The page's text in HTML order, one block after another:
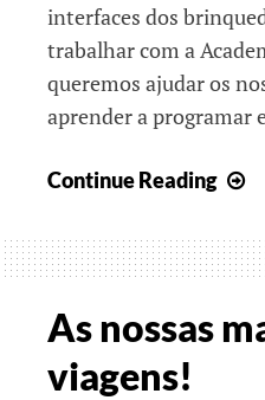
interfaces dos
trabalhar com a
queremos ajudar os
aprender a programar
Continue Reading
As nossas
viagens!